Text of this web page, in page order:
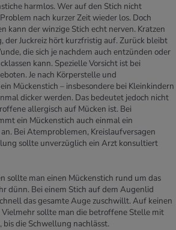
harmlos. Wer auf den Stich nicht
nach kurzer Zeit wieder los. Doch
kann der winzige Stich echt nerven. Kratzen
der Juckreiz hört kurzfristig auf. Zurück bleibt
die sich je nachdem auch entzünden oder
kann. Spezielle Vorsicht ist bei
Je nach Körperstelle und
Mückenstich – insbesondere bei Kleinkindern
dicker werden. Das bedeutet jedoch nicht
allergisch auf Mücken ist. Bei
ein Mückenstich auch einmal ein
Bei Atemproblemen, Kreislaufversagen
sollte unverzüglich ein Arzt konsultiert
sollte man einen Mückenstich rund um das
dünn. Bei einem Stich auf dem Augenlid
das gesamte Auge zuschwillt. Auf keinen
sollte man die betroffene Stelle mit
die Schwellung nachlässt.